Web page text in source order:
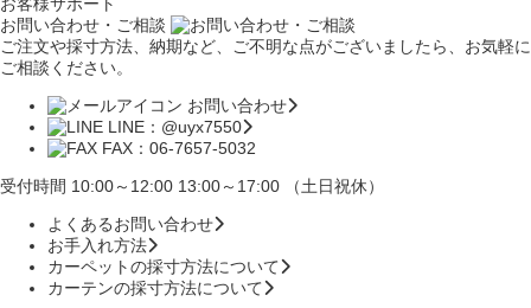
お客様サポート
お問い合わせ・ご相談
ご注文や採寸方法、納期など、ご不明な点がございましたら、お気軽に
ご相談ください。
お問い合わせ
LINE：@uyx7550
FAX：06-7657-5032
受付時間 10:00～12:00 13:00～17:00 （土日祝休）
よくあるお問い合わせ
お手入れ方法
カーペットの採寸方法について
カーテンの採寸方法について